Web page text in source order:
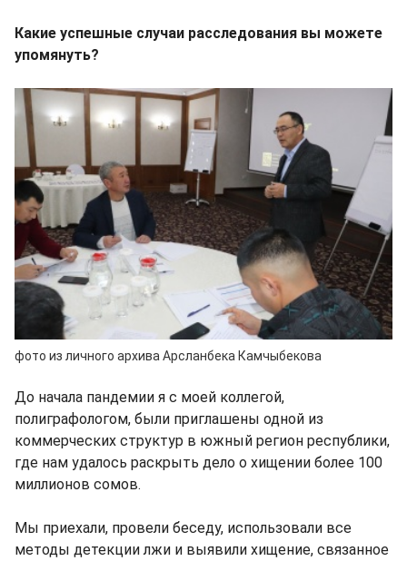
Какие успешные случаи расследования вы можете
упомянуть?
фото из личного архива Арсланбека Камчыбекова
До начала пандемии я с моей коллегой,
полиграфологом, были приглашены одной из
коммерческих структур в южный регион республики,
где нам удалось раскрыть дело о хищении более 100
миллионов сомов.
Мы приехали, провели беседу, использовали все
методы детекции лжи и выявили хищение, связанное